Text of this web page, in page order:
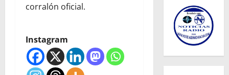
corralón oficial.
Instagram